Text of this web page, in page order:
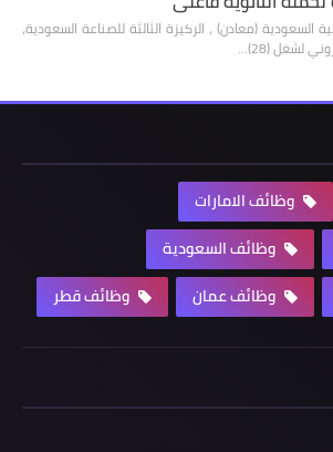
السعودية (معادن) ، الركيزة الثالثة للصناعة السعودية،
لشغل (28)…
وظائف الامارات
وظائف السعودية
وظائف عمان وظائف قطر